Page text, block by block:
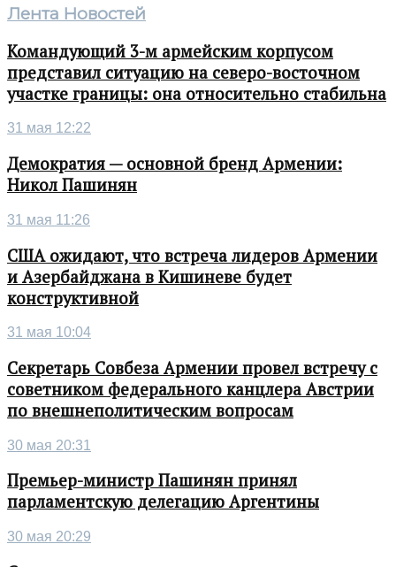
Лента Новостей
Командующий 3-м армейским корпусом
представил ситуацию на северо-восточном
участке границы: она относительно стабильна
31 мая 12:22
Демократия — основной бренд Армении:
Никол Пашинян
31 мая 11:26
США ожидают, что встреча лидеров Армении
и Азербайджана в Кишиневе будет
конструктивной
31 мая 10:04
Секретарь Совбеза Армении провел встречу с
советником федерального канцлера Австрии
по внешнеполитическим вопросам
30 мая 20:31
Премьер-министр Пашинян принял
парламентскую делегацию Аргентины
30 мая 20:29